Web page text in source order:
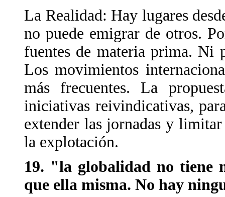
La Realidad: Hay lugares
no puede emigrar de otros.
fuentes de materia prima. Ni
Los movimientos
más frecuentes. La
iniciativas reivindicativas,
extender las jornadas y
la explotación.
19. "la globalidad no tiene
que ella misma. No hay